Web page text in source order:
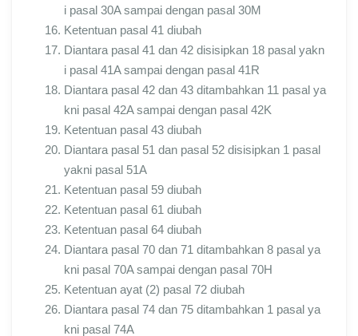
i pasal 30A sampai dengan pasal 30M
Ketentuan pasal 41 diubah
Diantara pasal 41 dan 42 disisipkan 18 pasal yakn
i pasal 41A sampai dengan pasal 41R
Diantara pasal 42 dan 43 ditambahkan 11 pasal ya
kni pasal 42A sampai dengan pasal 42K
Ketentuan pasal 43 diubah
Diantara pasal 51 dan pasal 52 disisipkan 1 pasal
yakni pasal 51A
Ketentuan pasal 59 diubah
Ketentuan pasal 61 diubah
Ketentuan pasal 64 diubah
Diantara pasal 70 dan 71 ditambahkan 8 pasal ya
kni pasal 70A sampai dengan pasal 70H
Ketentuan ayat (2) pasal 72 diubah
Diantara pasal 74 dan 75 ditambahkan 1 pasal ya
kni pasal 74A